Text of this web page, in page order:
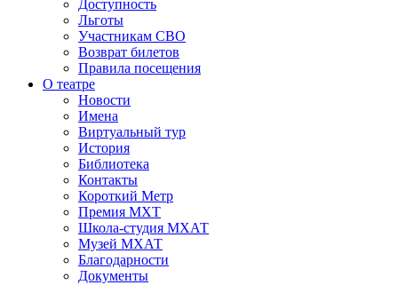
Доступность
Льготы
Участникам СВО
Возврат билетов
Правила посещения
О театре
Новости
Имена
Виртуальный тур
История
Библиотека
Контакты
Короткий Метр
Премия МХТ
Школа-студия МХАТ
Музей МХАТ
Благодарности
Документы